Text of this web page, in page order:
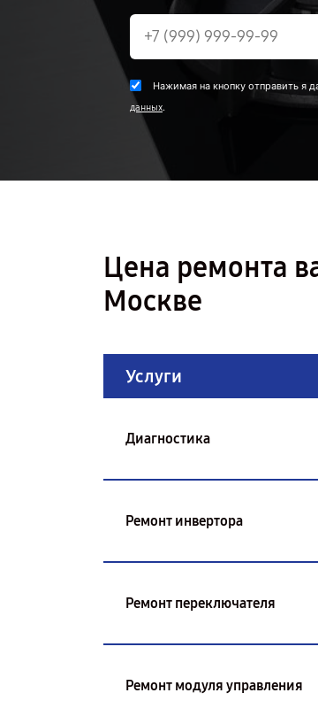
Нажимая на кнопку отправить я
данных.
Цена ремонта
Москве
Услуги
Диагностика
Ремонт инвертора
Ремонт переключателя
Ремонт модуля управления